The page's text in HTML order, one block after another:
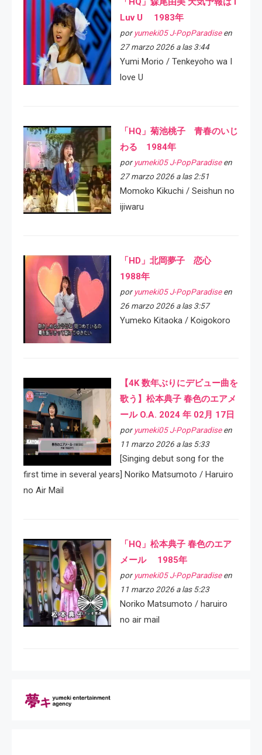
Luv U 1983年
por yumeki05 J-PopParadiseen
27 marzo 2026 a las 3:44
Yumi Morio / Tenkeyoho wa I
love U
「HQ」菊池桃子 青春のいじ
わる 1984年
por yumeki05 J-PopParadiseen
27 marzo 2026 a las 2:51
Momoko Kikuchi / Seishun no
ijiwaru
「HD」北岡夢子 恋心
1988年
por yumeki05 J-PopParadiseen
26 marzo 2026 a las 3:57
Yumeko Kitaoka / Koigokoro
【4K 数年ぶりにデビュー曲を
歌う】松本典子 春色のエアメ
ール O.A. 2024 年 02月 17日
por yumeki05 J-PopParadiseen
11 marzo 2026 a las 5:33
[Singing debut song for the
first time in several years] Noriko Matsumoto / Haruiro
no Air Mail
「HQ」松本典子 春色のエア
メール 1985年
por yumeki05 J-PopParadiseen
11 marzo 2026 a las 5:23
Noriko Matsumoto / haruiro
no air mail